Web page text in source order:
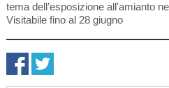
tema dell’esposizione all'amianto
Visitabile fino al 28 giugno